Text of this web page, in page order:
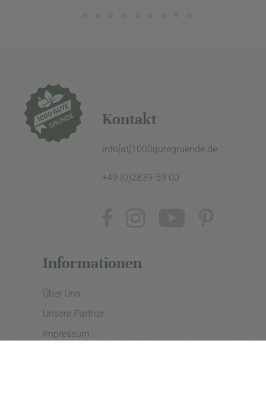
Kontakt
info[at]1000gutegruende.de
+49 (0)2839-59 00
Informationen
Über Uns
Unsere Partner
Impressum